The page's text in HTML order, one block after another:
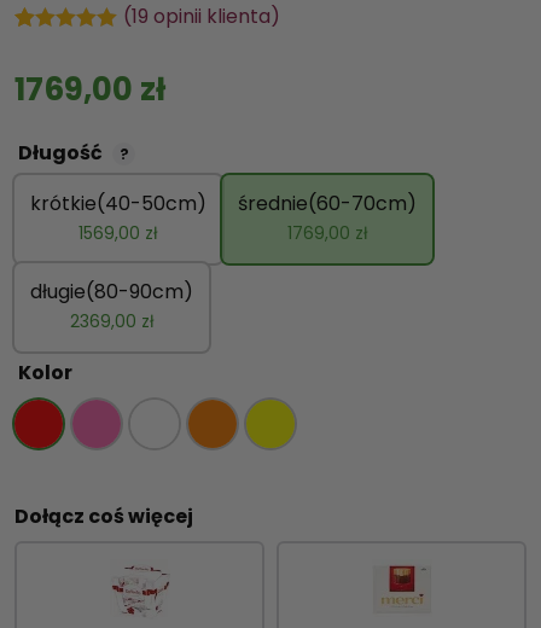
podstawie
ocen
(19 opinii klienta)
1769,00 zł
Długość ?
1569,00 zł
krótkie(40-50cm)
1769,00 zł
średnie(60-70cm)
2369,00 zł
długie(80-90cm)
Kolor
Dołącz coś więcej